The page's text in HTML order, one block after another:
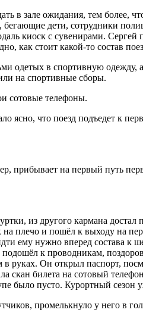
в зале ожидания, тем более,
дети, сотрудники
киоск с сувенирами. Сергей
как стоит какой-то состав
одетых в спортивную
на спортивные сборы.
сотовые телефоны.
ясно, что поезд подъедет к
на первый путь
из другого кармана
плечо и пошёл к выходу на
ему нужно вперед состава к
к проводникам,
Он открыл паспорт,
скан билета на сотовый
было пусто. Курортный
промелькнуло у него в